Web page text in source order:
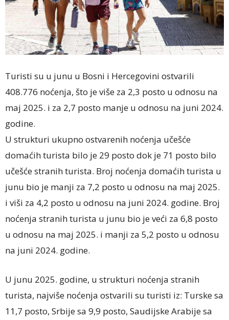
Turisti su u junu u Bosni i Hercegovini ostvarili
408.776 noćenja, što je više za 2,3 posto u odnosu na
maj 2025. i za 2,7 posto manje u odnosu na juni 2024.
godine.
U strukturi ukupno ostvarenih noćenja učešće
domaćih turista bilo je 29 posto dok je 71 posto bilo
učešće stranih turista. Broj noćenja domaćih turista u
junu bio je manji za 7,2 posto u odnosu na maj 2025.
i viši za 4,2 posto u odnosu na juni 2024. godine. Broj
noćenja stranih turista u junu bio je veći za 6,8 posto
u odnosu na maj 2025. i manji za 5,2 posto u odnosu
na juni 2024. godine.
U junu 2025. godine, u strukturi noćenja stranih
turista, najviše noćenja ostvarili su turisti iz: Turske sa
11,7 posto, Srbije sa 9,9 posto, Saudijske Arabije sa